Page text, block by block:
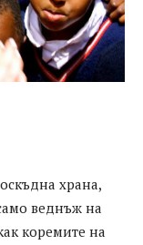
храна,
веднъж на
коремите на